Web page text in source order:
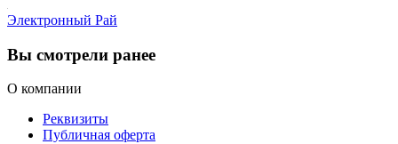
Электронный Рай
Вы смотрели ранее
О компании
Реквизиты
Публичная оферта